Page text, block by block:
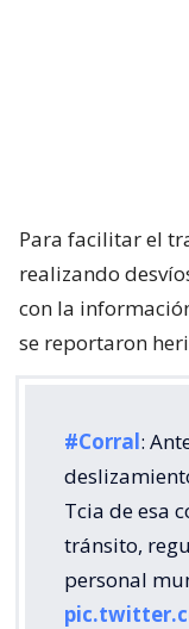
Para facilitar el
realizando
con la
se reportaron
#Corral:
Tcia de esa
tránsito,
personal